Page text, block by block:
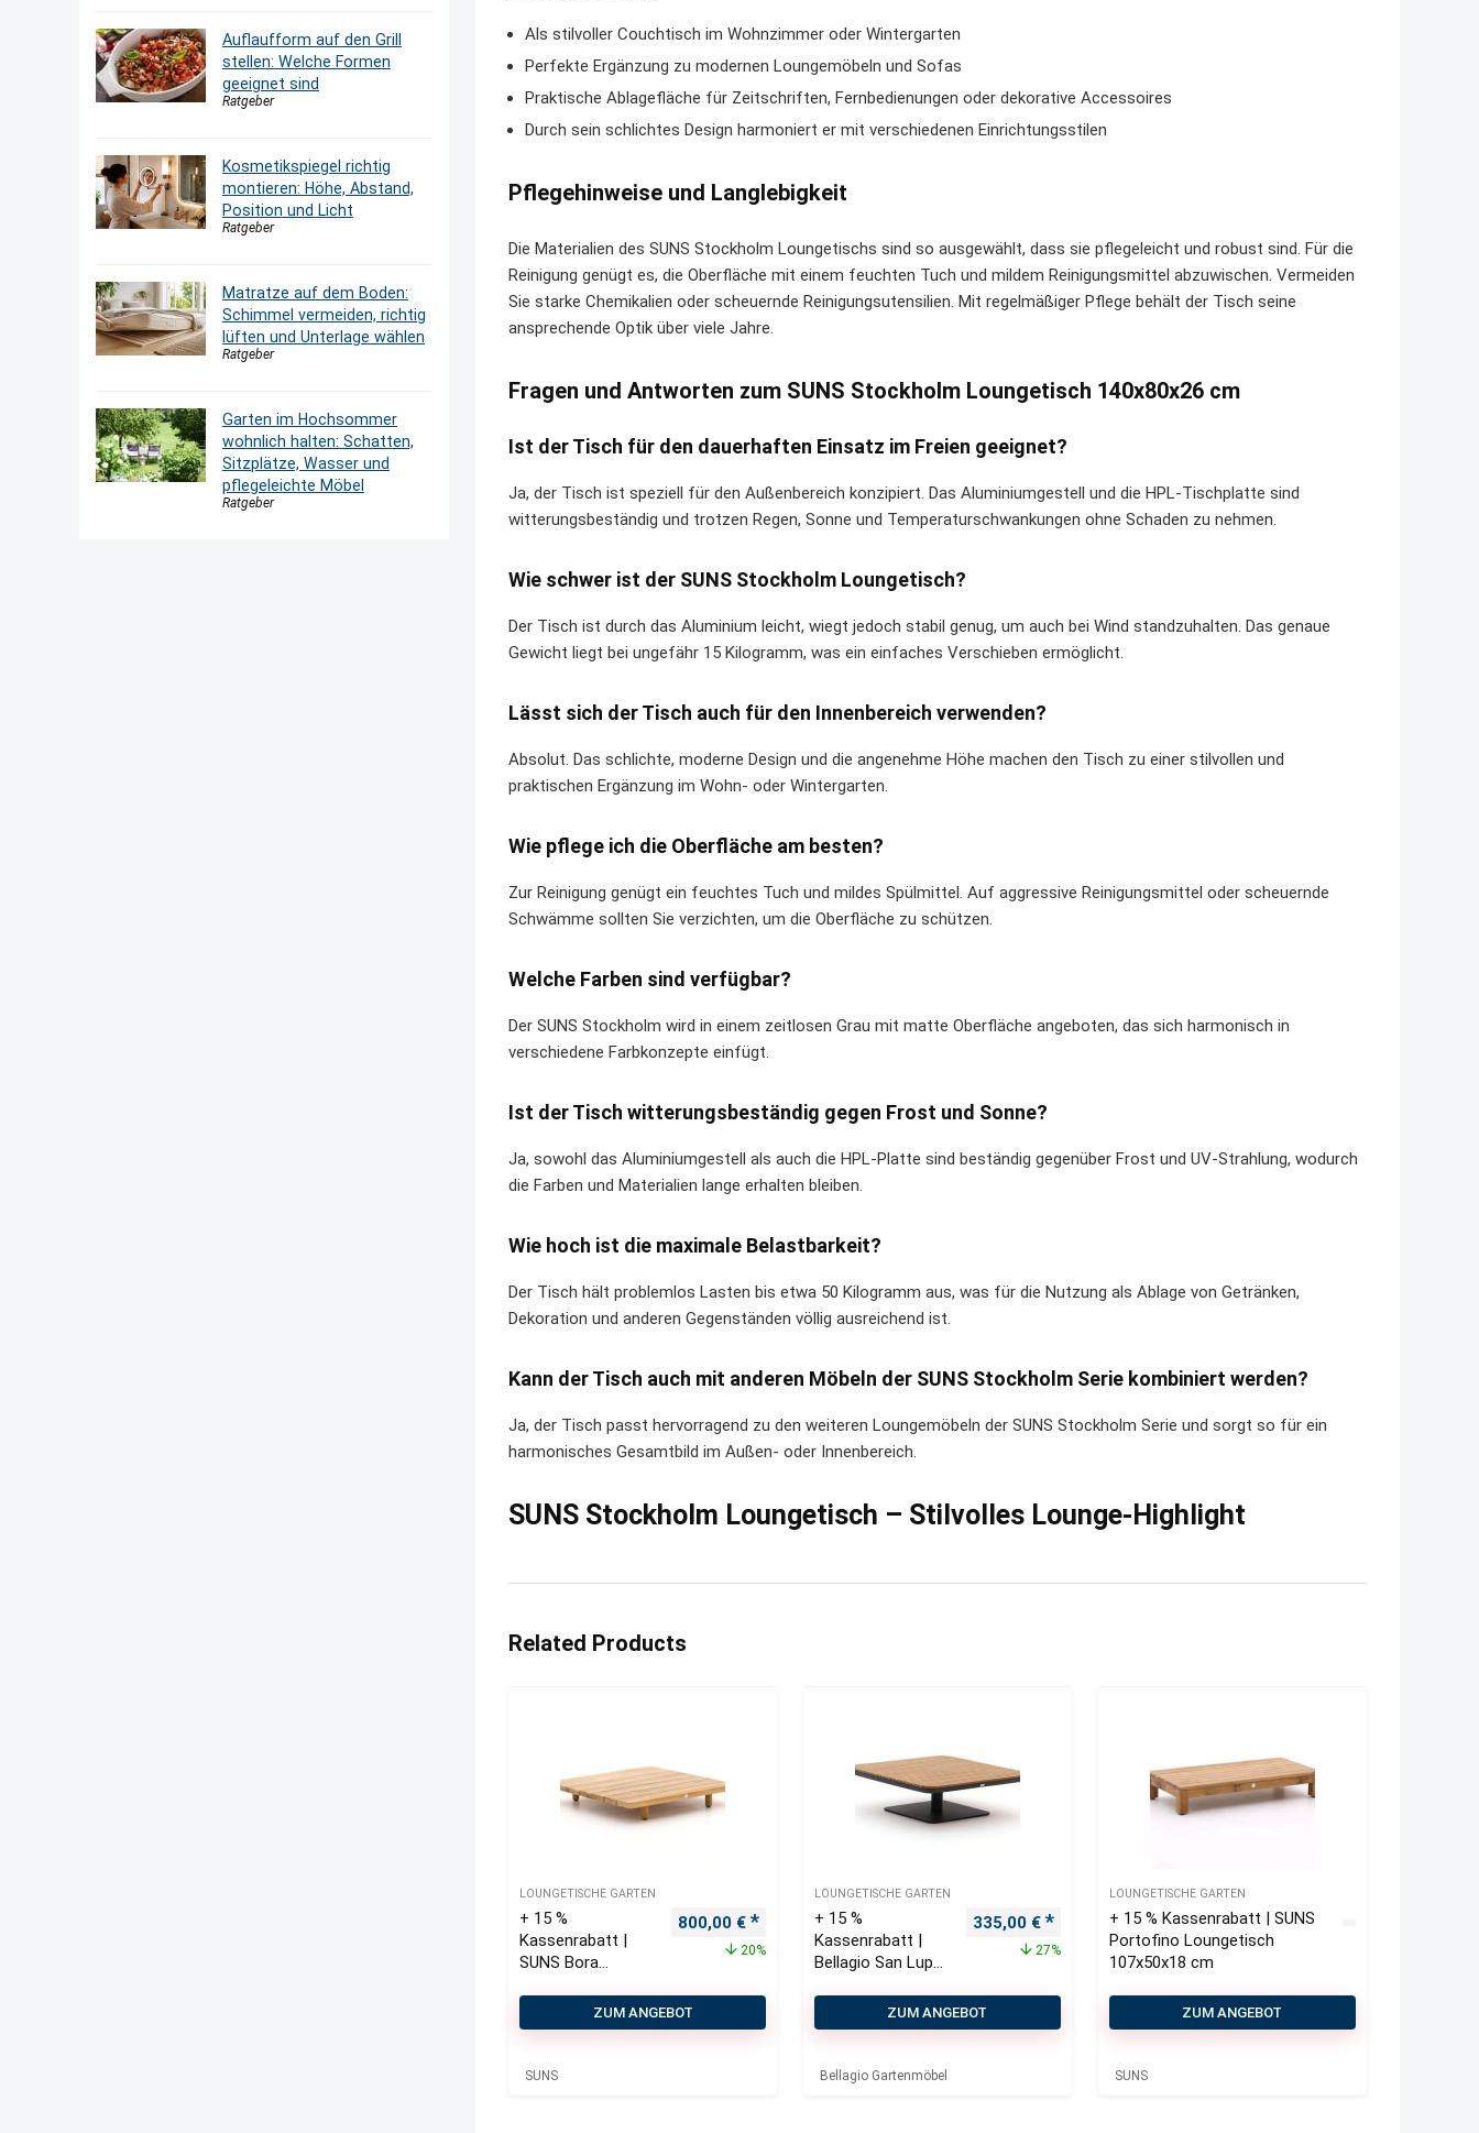
Als stilvoller Couchtisch im Wohnzimmer oder Wintergarten
Perfekte Ergänzung zu modernen Loungemöbeln und Sofas
Praktische Ablagefläche für Zeitschriften, Fernbedienungen oder dekorative Accessoires
Durch sein schlichtes Design harmoniert er mit verschiedenen Einrichtungsstilen
Pflegehinweise und Langlebigkeit
Die Materialien des SUNS Stockholm Loungetischs sind so ausgewählt, dass sie pflegeleicht und robust sind. Für die
Reinigung genügt es, die Oberfläche mit einem feuchten Tuch und mildem Reinigungsmittel abzuwischen. Vermeiden
Sie starke Chemikalien oder scheuernde Reinigungsutensilien. Mit regelmäßiger Pflege behält der Tisch seine
ansprechende Optik über viele Jahre.
Fragen und Antworten zum SUNS Stockholm Loungetisch 140x80x26 cm
Ist der Tisch für den dauerhaften Einsatz im Freien geeignet?
Ja, der Tisch ist speziell für den Außenbereich konzipiert. Das Aluminiumgestell und die HPL-Tischplatte sind
witterungsbeständig und trotzen Regen, Sonne und Temperaturschwankungen ohne Schaden zu nehmen.
Wie schwer ist der SUNS Stockholm Loungetisch?
Der Tisch ist durch das Aluminium leicht, wiegt jedoch stabil genug, um auch bei Wind standzuhalten. Das genaue
Gewicht liegt bei ungefähr 15 Kilogramm, was ein einfaches Verschieben ermöglicht.
Lässt sich der Tisch auch für den Innenbereich verwenden?
Absolut. Das schlichte, moderne Design und die angenehme Höhe machen den Tisch zu einer stilvollen und
praktischen Ergänzung im Wohn- oder Wintergarten.
Wie pflege ich die Oberfläche am besten?
Zur Reinigung genügt ein feuchtes Tuch und mildes Spülmittel. Auf aggressive Reinigungsmittel oder scheuernde
Schwämme sollten Sie verzichten, um die Oberfläche zu schützen.
Welche Farben sind verfügbar?
Der SUNS Stockholm wird in einem zeitlosen Grau mit matte Oberfläche angeboten, das sich harmonisch in
verschiedene Farbkonzepte einfügt.
Ist der Tisch witterungsbeständig gegen Frost und Sonne?
Ja, sowohl das Aluminiumgestell als auch die HPL-Platte sind beständig gegenüber Frost und UV-Strahlung, wodurch
die Farben und Materialien lange erhalten bleiben.
Wie hoch ist die maximale Belastbarkeit?
Der Tisch hält problemlos Lasten bis etwa 50 Kilogramm aus, was für die Nutzung als Ablage von Getränken,
Dekoration und anderen Gegenständen völlig ausreichend ist.
Kann der Tisch auch mit anderen Möbeln der SUNS Stockholm Serie kombiniert werden?
Ja, der Tisch passt hervorragend zu den weiteren Loungemöbeln der SUNS Stockholm Serie und sorgt so für ein
harmonisches Gesamtbild im Außen- oder Innenbereich.
SUNS Stockholm Loungetisch – Stilvolles Lounge-Highlight
Related Products
LOUNGETISCHE GARTEN
+ 15 %
Kassenrabatt |
SUNS Bora
Gartentisch
100x100x15,5 cm
Ursprünglicher Preis war: 1.000,00 €
800,00 € Aktueller Preis ist: 800,00 €.
20%
ZUM ANGEBOT
SUNS
LOUNGETISCHE GARTEN
+ 15 %
Kassenrabatt |
Bellagio San Lupo
90x90x28,5 cm
Ursprünglicher Preis war: 460,00 €
335,00 € Aktueller Preis ist: 335,00 €.
27%
ZUM ANGEBOT
Bellagio Gartenmöbel
LOUNGETISCHE GARTEN
+ 15 % Kassenrabatt | SUNS
Portofino Loungetisch
107x50x18 cm
ZUM ANGEBOT
SUNS
Auflaufform auf den Grill
stellen: Welche Formen
geeignet sind
Ratgeber
Kosmetikspiegel richtig
montieren: Höhe, Abstand,
Position und Licht
Ratgeber
Matratze auf dem Boden:
Schimmel vermeiden, richtig
lüften und Unterlage wählen
Ratgeber
Garten im Hochsommer
wohnlich halten: Schatten,
Sitzplätze, Wasser und
pflegeleichte Möbel
Ratgeber